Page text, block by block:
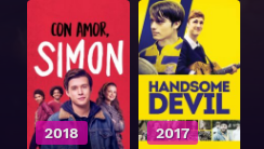
2018 2017